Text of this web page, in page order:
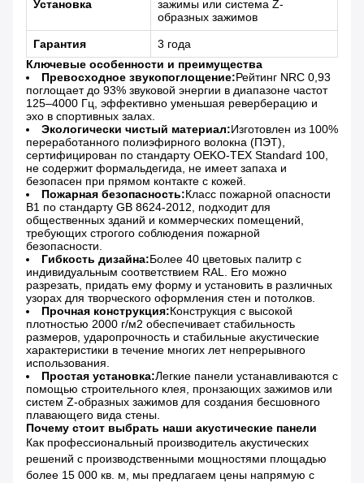
Установка
зажимы или система Z-
образных зажимов
Гарантия
3 года
Ключевые особенности и преимущества
Превосходное звукопоглощение:Рейтинг NRC 0,93
поглощает до 93% звуковой энергии в диапазоне частот
125–4000 Гц, эффективно уменьшая реверберацию и
эхо в спортивных залах.
Экологически чистый материал:Изготовлен из 100%
переработанного полиэфирного волокна (ПЭТ),
сертифицирован по стандарту OEKO-TEX Standard 100,
не содержит формальдегида, не имеет запаха и
безопасен при прямом контакте с кожей.
Пожарная безопасность:Класс пожарной опасности
B1 по стандарту GB 8624-2012, подходит для
общественных зданий и коммерческих помещений,
требующих строгого соблюдения пожарной
безопасности.
Гибкость дизайна:Более 40 цветовых палитр с
индивидуальным соответствием RAL. Его можно
разрезать, придать ему форму и установить в различных
узорах для творческого оформления стен и потолков.
Прочная конструкция:Конструкция с высокой
плотностью 2000 г/м2 обеспечивает стабильность
размеров, ударопрочность и стабильные акустические
характеристики в течение многих лет непрерывного
использования.
Простая установка:Легкие панели устанавливаются с
помощью строительного клея, пронзающих зажимов или
систем Z-образных зажимов для создания бесшовного
плавающего вида стены.
Почему стоит выбрать наши акустические панели
Как профессиональный производитель акустических
решений с производственными мощностями площадью
более 15 000 кв. м, мы предлагаем цены напрямую с